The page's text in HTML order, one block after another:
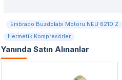
Embraco Buzdolabı Motoru NEU 6210 Z
Hermetik Kompresörler
Yanında Satın Alınanlar